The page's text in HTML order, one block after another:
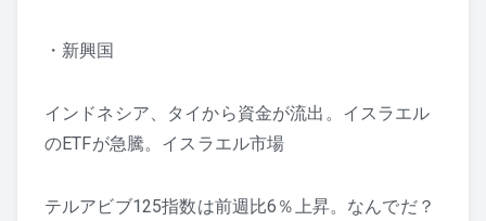
・新興国
インドネシア、タイから資金が流出。イスラエル
のETFが急騰。イスラエル市場
テルアビブ125指数は前週比6％上昇。なんでだ？